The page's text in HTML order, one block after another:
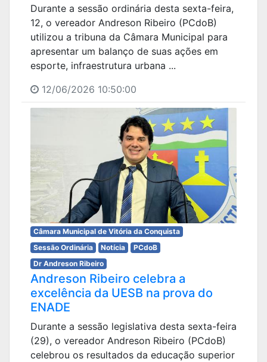
Durante a sessão ordinária desta sexta-feira,
12, o vereador Andreson Ribeiro (PCdoB)
utilizou a tribuna da Câmara Municipal para
apresentar um balanço de suas ações em
esporte, infraestrutura urbana ...
12/06/2026 10:50:00
Câmara Municipal de Vitória da Conquista
Sessão Ordinária
Notícia
PCdoB
Dr Andreson Ribeiro
Andreson Ribeiro celebra a
excelência da UESB na prova do
ENADE
Durante a sessão legislativa desta sexta-feira
(29), o vereador Andreson Ribeiro (PCdoB)
celebrou os resultados da educação superior